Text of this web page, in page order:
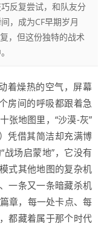
反复尝试，和队友分
，成为CF早期岁月
，但这份独特的战术
着燥热的空气，屏幕
房间的呼吸都跟着急
张地图里，“沙漠-灰”
凭借其简洁却充满博
场启蒙地”，它没有
式其他地图的复杂机
一条又一条暗藏杀机
章，每一处卡点、每
都藏着属于那个时代